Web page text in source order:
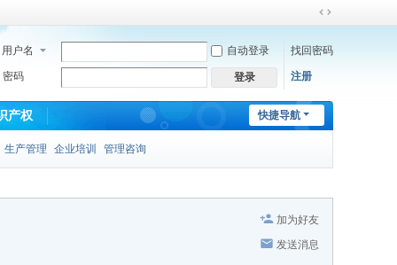
切
换
到
用户名 自动登录 找回密码
密码 登录 注册
快捷导航
产权
生产管理 企业培训 管理咨询
加为好友
发送消息